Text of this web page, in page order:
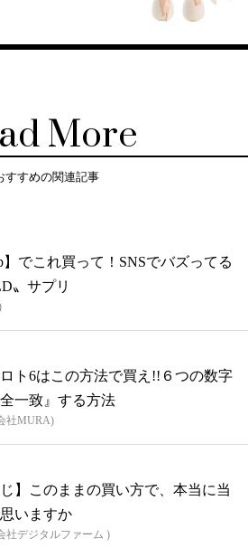
More
すすめの関連記事
】でこれ買って！SNSでバズってる
〟サプリ
ト6はこの方法で買え!!６つの数字
一致』する方法
社MURA)
じ】このままの買い方で、本当に当
いますか
社デジタルファーム )